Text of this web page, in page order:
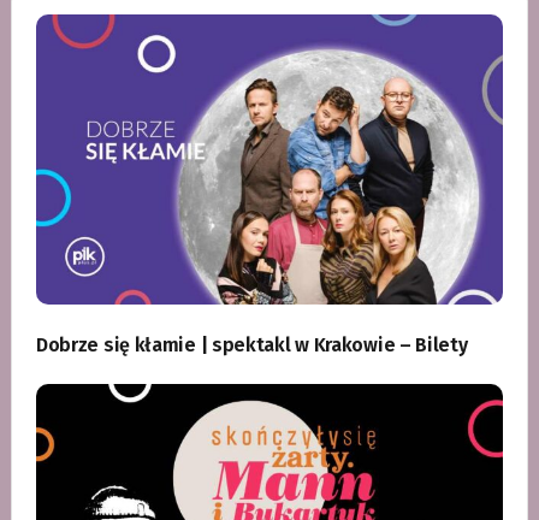
Dobrze się kłamie | spektakl w Krakowie – Bilety